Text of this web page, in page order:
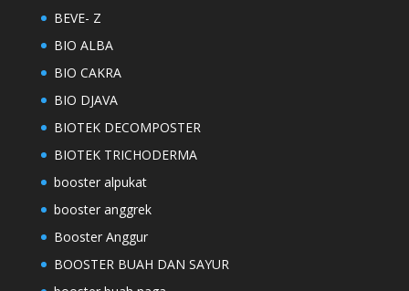
BEVE- Z
BIO ALBA
BIO CAKRA
BIO DJAVA
BIOTEK DECOMPOSTER
BIOTEK TRICHODERMA
booster alpukat
booster anggrek
Booster Anggur
BOOSTER BUAH DAN SAYUR